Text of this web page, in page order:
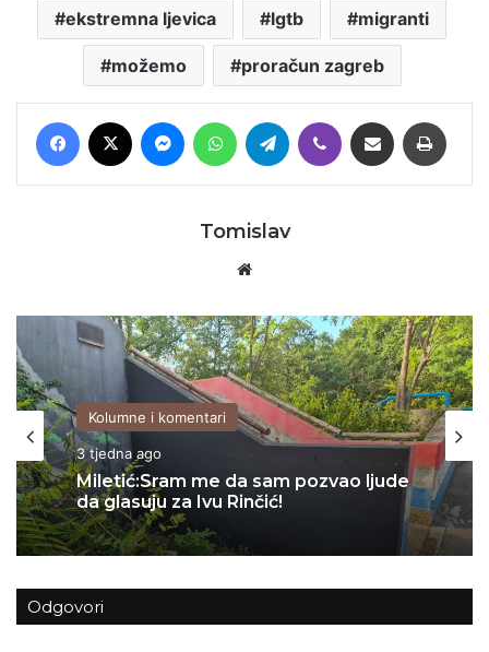
ekstremna ljevica lgtb migranti
možemo proračun zagreb
Facebook MessengerWhatsAppTelegram Viber Podijeli putem E-maila
Tomislav
Kolumne i komentari
3 tjedna ago
Miletić:Sram me da sam pozvao ljude
Kolumne i komentari
06/07/2026
Za Sedlarov ‘Vukovar’ nula, a ‘Svadbi’
stotine tisuća eura?
Odgovori